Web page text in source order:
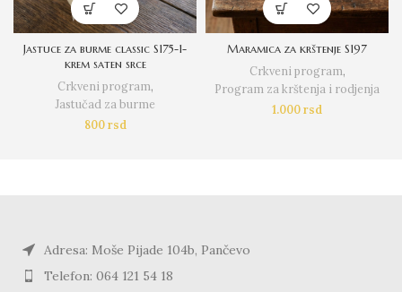
Jastuce za burme classic S175-1-
krem saten srce
Crkveni program,
Jastučad za burme
800rsd
Maramica za krštenje S197
Crkveni program,
Program za krštenja i rodjenja
1.000rsd
Adresa: Moše Pijade 104b, Pančevo
Telefon: 064 121 54 18